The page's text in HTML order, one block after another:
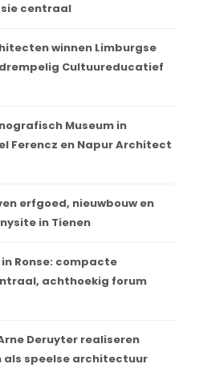
centraal
winnen Limburgse
Cultuureducatief
Museum in
Ferencz en Napur Architect
erfgoed, nieuwbouw en
in Tienen
in Ronse: compacte
achthoekig forum
Deruyter realiseren
als speelse architectuur